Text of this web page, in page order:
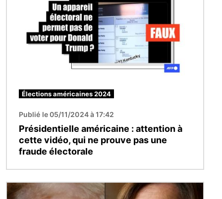
Élections américaines 2024
Publié le 05/11/2024 à 17:42
Présidentielle américaine : attention à
cette vidéo, qui ne prouve pas une
fraude électorale
Image